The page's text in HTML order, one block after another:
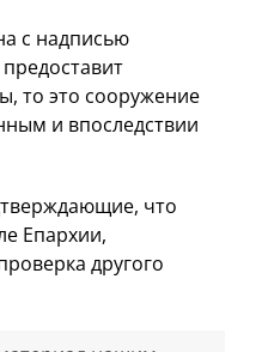
с надписью
то это сооружение
и впоследствии
что
Епархии,
другого